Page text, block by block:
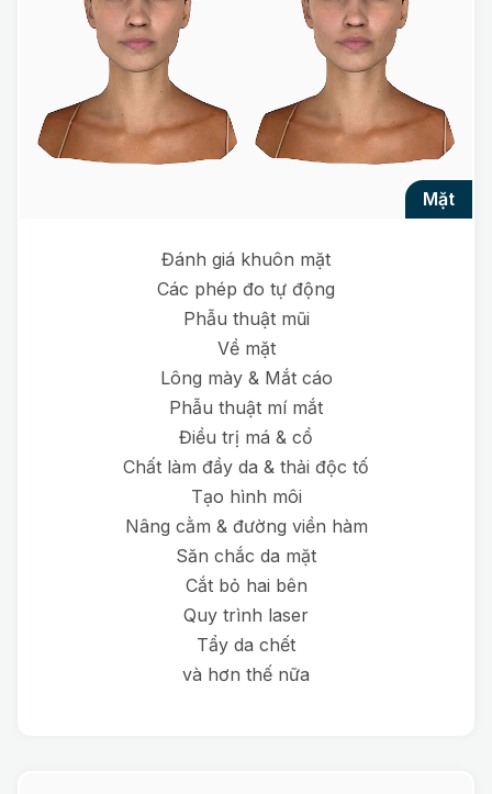
mặt
Đánh giá khuôn mặt
Các phép đo tự động
Phẫu thuật mũi
Về mặt
Lông mày & Mắt cáo
Phẫu thuật mí mắt
Điều trị má & cổ
Chất làm đầy da & thải độc tố
Tạo hình môi
Nâng cằm & đường viền hàm
Săn chắc da mặt
Cắt bỏ hai bên
Quy trình laser
Tẩy da chết
và hơn thế nữa